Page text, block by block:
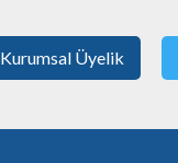
Kurumsal Üyelik